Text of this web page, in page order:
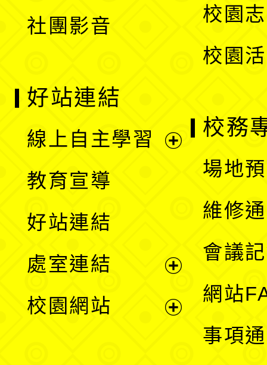
社團影音
校園
校園
好站連結
線上自主學習
單
教育宣導
好站連結
處室連結
校園網站
校務
場地
維修
會議
網站
事項